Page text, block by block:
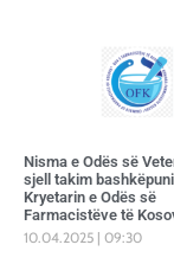
Nisma e Odës së
sjell takim
Kryetarin e Odës së
Farmacistëve të
10.04.2025 09:30